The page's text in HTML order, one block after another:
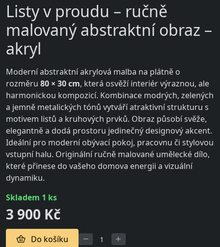
Listy v proudu – ručně
malovaný abstraktní obraz –
akryl
Moderní abstraktní akrylová malba na plátně o
rozměru 80 × 30 cm, která osvěží interiér výraznou, ale
harmonickou kompozicí. Kombinace modrých, zelených
a jemně metalických tónů vytváří atraktivní strukturu s
motivem listů a kruhových prvků. Obraz působí svěže,
elegantně a dodá prostoru jedinečný designový akcent.
Ideální pro moderní obývací pokoj, pracovnu či stylovou
vstupní halu. Originální ručně malované umělecké dílo,
které přinese do vašeho domova energii a vizuální
dynamiku.
skladem 1 ks
3 900 Kč
Do košíku